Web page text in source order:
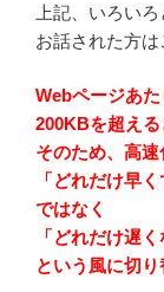
上記、いろい
お話された方は
Webページあ
200KBを超える
そのため、高
「どれだけ早く
ではなく
「どれだけ遅
という風に切り